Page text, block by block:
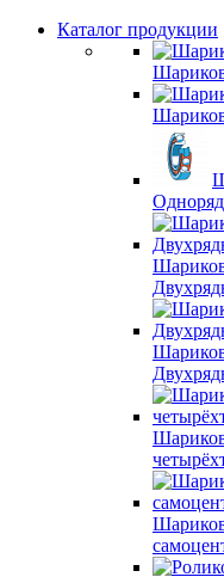
Каталог продукции